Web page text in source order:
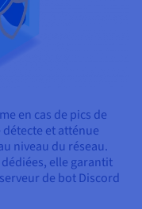
en cas de pics de
et atténue
niveau du réseau.
elle garantit
de bot Discord